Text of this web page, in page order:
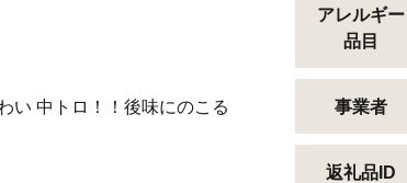
い 中トロ！！後味にのこる
アレルギー
品目
事業者
返礼品ID